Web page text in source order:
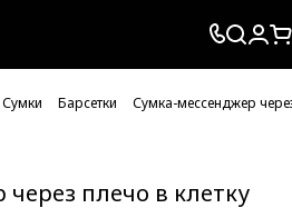
Сумки Барсетки Сумка-мессенджер
плечо в клетку